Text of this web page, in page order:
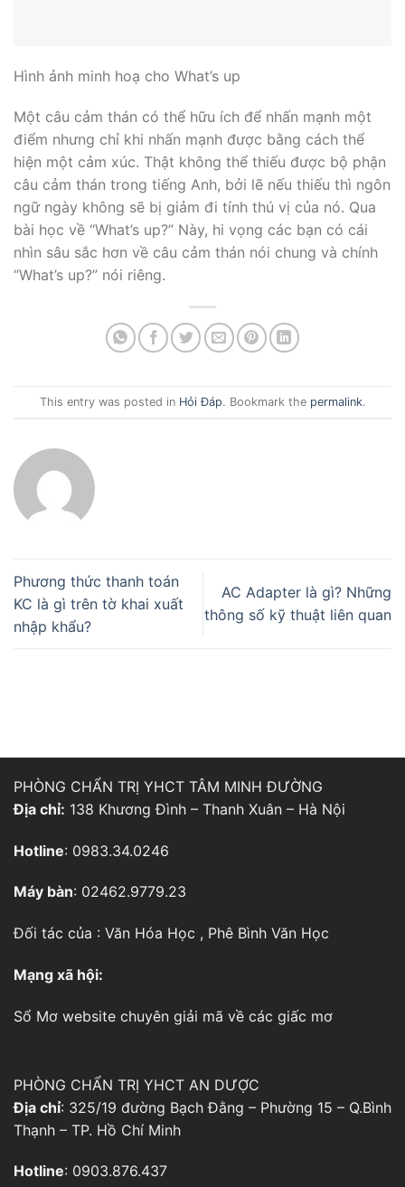
Hình ảnh minh hoạ cho What’s up
Một câu cảm thán có thể hữu ích để nhấn mạnh một
điểm nhưng chỉ khi nhấn mạnh được bằng cách thể
hiện một cảm xúc. Thật không thể thiếu được bộ phận
câu cảm thán trong tiếng Anh, bởi lẽ nếu thiếu thì ngôn
ngữ ngày không sẽ bị giảm đi tính thú vị của nó. Qua
bài học về “What’s up?” Này, hi vọng các bạn có cái
nhìn sâu sắc hơn về câu cảm thán nói chung và chính
“What’s up?” nói riêng.
This entry was posted in Hỏi Đáp. Bookmark the permalink.
Phương thức thanh toán
KC là gì trên tờ khai xuất
nhập khẩu?
AC Adapter là gì? Những
thông số kỹ thuật liên quan
PHÒNG CHẨN TRỊ YHCT TÂM MINH ĐƯỜNG
Địa chỉ: 138 Khương Đình – Thanh Xuân – Hà Nội
Hotline: 0983.34.0246
Máy bàn: 02462.9779.23
Đối tác của : Văn Hóa Học , Phê Bình Văn Học
Mạng xã hội:
Sổ Mơ website chuyên giải mã về các giấc mơ
PHÒNG CHẨN TRỊ YHCT AN DƯỢC
Địa chỉ: 325/19 đường Bạch Đằng – Phường 15 – Q.Bình
Thạnh – TP. Hồ Chí Minh
Hotline: 0903.876.437